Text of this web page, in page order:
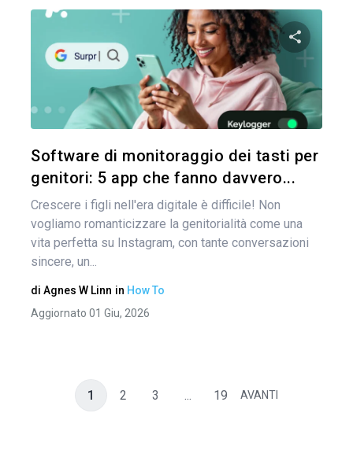
Condividi
Software di monitoraggio dei tasti per
genitori: 5 app che fanno davvero...
Crescere i figli nell'era digitale è difficile! Non
vogliamo romanticizzare la genitorialità come una
vita perfetta su Instagram, con tante conversazioni
sincere, un...
di Agnes W Linn in How To
Aggiornato 01 Giu, 2026
1 2 3 ... 19 AVANTI